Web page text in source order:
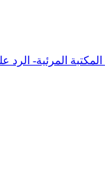
المكتبة المرئية-